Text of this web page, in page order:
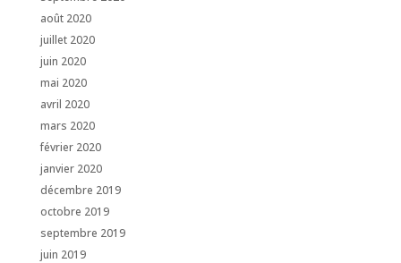
août 2020
juillet 2020
juin 2020
mai 2020
avril 2020
mars 2020
février 2020
janvier 2020
décembre 2019
octobre 2019
septembre 2019
juin 2019